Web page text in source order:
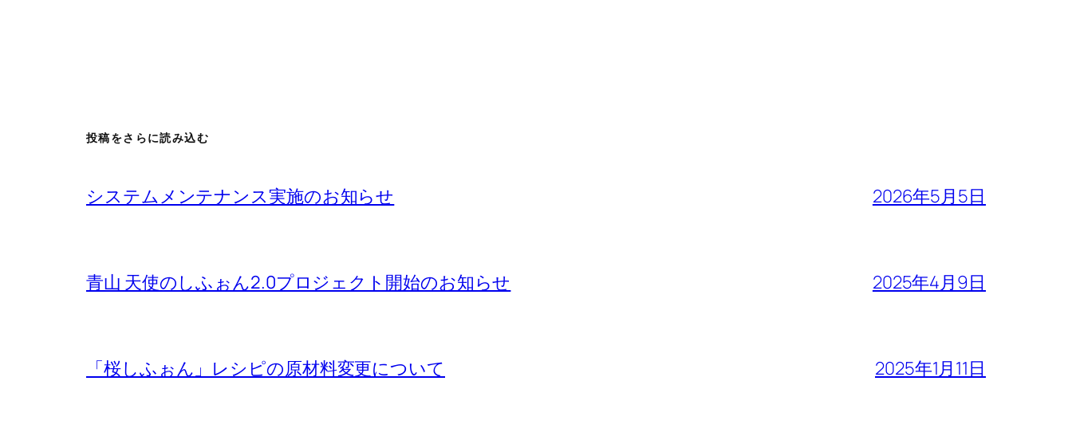
投稿をさらに読み込む
システムメンテナンス実施のお知らせ 2026年5月5日
青山 天使のしふぉん2.0プロジェクト開始のお知らせ 2025年4月9日
「桜しふぉん」レシピの原材料変更について 2025年1月11日